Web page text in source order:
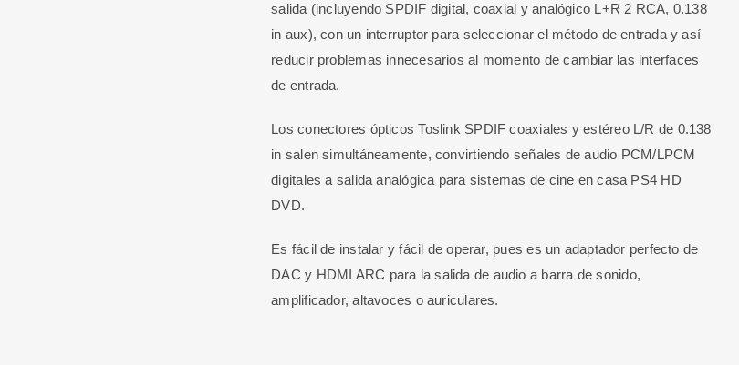
salida (incluyendo SPDIF digital, coaxial y analógico L+R 2 RCA, 0.138
in aux), con un interruptor para seleccionar el método de entrada y así
reducir problemas innecesarios al momento de cambiar las interfaces
de entrada.
Los conectores ópticos Toslink SPDIF coaxiales y estéreo L/R de 0.138
in salen simultáneamente, convirtiendo señales de audio PCM/LPCM
digitales a salida analógica para sistemas de cine en casa PS4 HD
DVD.
Es fácil de instalar y fácil de operar, pues es un adaptador perfecto de
DAC y HDMI ARC para la salida de audio a barra de sonido,
amplificador, altavoces o auriculares.